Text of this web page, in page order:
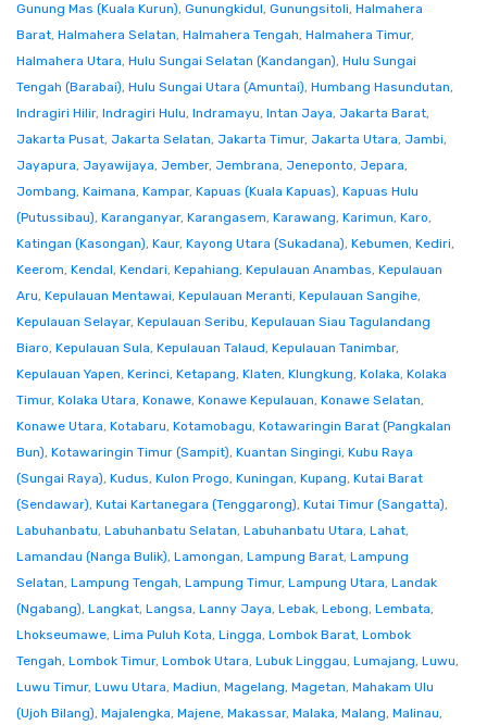
Gunung Mas (Kuala Kurun), Gunungkidul, Gunungsitoli, Halmahera
Barat, Halmahera Selatan, Halmahera Tengah, Halmahera Timur,
Halmahera Utara, Hulu Sungai Selatan (Kandangan), Hulu Sungai
Tengah (Barabai), Hulu Sungai Utara (Amuntai), Humbang Hasundutan,
Indragiri Hilir, Indragiri Hulu, Indramayu, Intan Jaya, Jakarta Barat,
Jakarta Pusat, Jakarta Selatan, Jakarta Timur, Jakarta Utara, Jambi,
Jayapura, Jayawijaya, Jember, Jembrana, Jeneponto, Jepara,
Jombang, Kaimana, Kampar, Kapuas (Kuala Kapuas), Kapuas Hulu
(Putussibau), Karanganyar, Karangasem, Karawang, Karimun, Karo,
Katingan (Kasongan), Kaur, Kayong Utara (Sukadana), Kebumen, Kediri,
Keerom, Kendal, Kendari, Kepahiang, Kepulauan Anambas, Kepulauan
Aru, Kepulauan Mentawai, Kepulauan Meranti, Kepulauan Sangihe,
Kepulauan Selayar, Kepulauan Seribu, Kepulauan Siau Tagulandang
Biaro, Kepulauan Sula, Kepulauan Talaud, Kepulauan Tanimbar,
Kepulauan Yapen, Kerinci, Ketapang, Klaten, Klungkung, Kolaka, Kolaka
Timur, Kolaka Utara, Konawe, Konawe Kepulauan, Konawe Selatan,
Konawe Utara, Kotabaru, Kotamobagu, Kotawaringin Barat (Pangkalan
Bun), Kotawaringin Timur (Sampit), Kuantan Singingi, Kubu Raya
(Sungai Raya), Kudus, Kulon Progo, Kuningan, Kupang, Kutai Barat
(Sendawar), Kutai Kartanegara (Tenggarong), Kutai Timur (Sangatta),
Labuhanbatu, Labuhanbatu Selatan, Labuhanbatu Utara, Lahat,
Lamandau (Nanga Bulik), Lamongan, Lampung Barat, Lampung
Selatan, Lampung Tengah, Lampung Timur, Lampung Utara, Landak
(Ngabang), Langkat, Langsa, Lanny Jaya, Lebak, Lebong, Lembata,
Lhokseumawe, Lima Puluh Kota, Lingga, Lombok Barat, Lombok
Tengah, Lombok Timur, Lombok Utara, Lubuk Linggau, Lumajang, Luwu,
Luwu Timur, Luwu Utara, Madiun, Magelang, Magetan, Mahakam Ulu
(Ujoh Bilang), Majalengka, Majene, Makassar, Malaka, Malang, Malinau,